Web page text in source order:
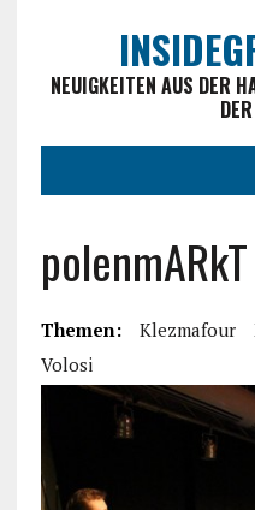
NEUIGKEITEN AUS DER
Themen: Klezmafour
Volosi